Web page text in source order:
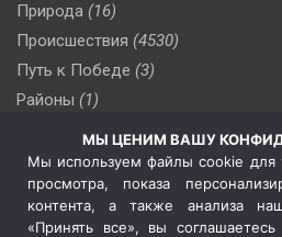
Природа (16)
Происшествия (4530)
Путь к Победе (3)
Районы (1)
(510)
Сельское хозяйство (3)
Социальная политика
(3)
Спецоперация в Украине
МЫ ЦЕНИМ ВАШУ
Мы используем файлы cookie для
просмотра, показа
контента, а также анализа
«Принять все», вы